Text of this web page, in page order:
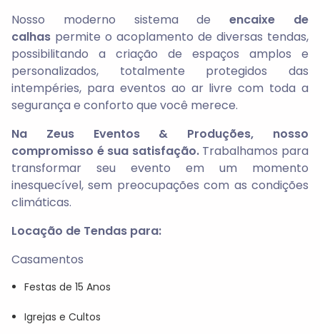
Nosso moderno sistema deencaixe de
calhas permite o acoplamento de diversas tendas,
possibilitando a criação de espaços amplos e
personalizados, totalmente protegidos das
intempéries, para eventos ao ar livre com toda a
segurança e conforto que você merece.
Na Zeus Eventos & Produções, nosso
compromisso é sua satisfação.Trabalhamos para
transformar seu evento em um momento
inesquecível, sem preocupações com as condições
climáticas.
Locação de Tendas para:
Casamentos
Festas de 15 Anos
Igrejas e Cultos